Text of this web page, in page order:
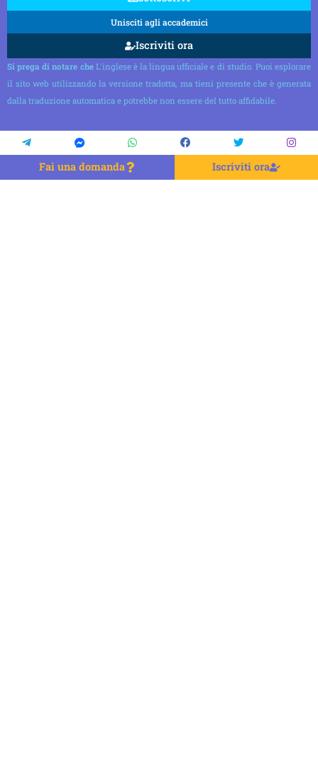
Unisciti agli accademici
Iscriviti ora
Si prega di notare cheL'inglese è la lingua ufficiale e di studio. Puoi esplorare
il sito web utilizzando la versione tradotta, ma tieni presente che è generata
dalla traduzione automatica e potrebbe non essere del tutto affidabile.
Fai una domanda Iscriviti ora